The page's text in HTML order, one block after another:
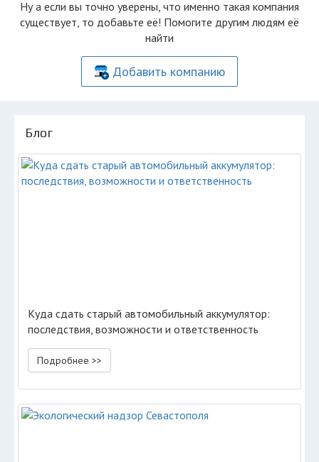
Ну а если вы точно уверены, что именно такая компания
существует, то добавьте её! Помогите другим людям её
найти
Добавить компанию
Блог
Куда сдать старый автомобильный аккумулятор:
последствия, возможности и ответственность
Подробнее >>